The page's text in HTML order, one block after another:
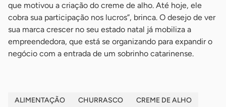
que motivou a criação do creme de alho. Até hoje, ele
cobra sua participação nos lucros”, brinca. O desejo de ver
sua marca crescer no seu estado natal já mobiliza a
empreendedora, que está se organizando para expandir o
negócio com a entrada de um sobrinho catarinense.
ALIMENTAÇÃO CHURRASCO
CREME DE ALHO